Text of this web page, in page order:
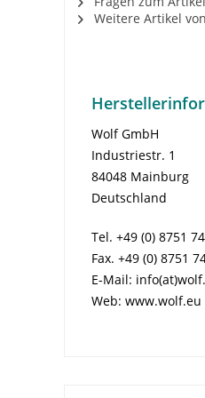
Weitere Artikel
Wolf GmbH
Industriestr. 1
84048 Mainburg
Deutschland
Tel. +49 (0) 8751
Fax. +49 (0) 8751
E-Mail:
Web: www.wolf.eu